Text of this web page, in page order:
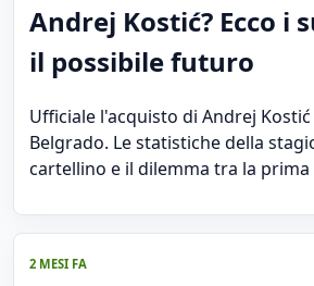
Andrej Kostić? Ecco i
il possibile futuro
Ufficiale l'acquisto di Andrej
Belgrado. Le statistiche della
cartellino e il dilemma tra la
2 MESI FA